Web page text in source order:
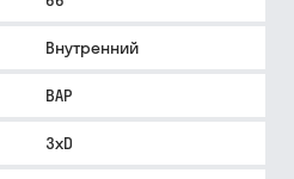
Внутренний
BAP
3xD